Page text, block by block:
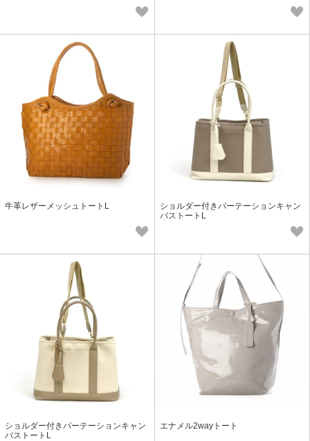
牛革レザーメッシュトートL
ショルダー付きパーテーションキャン
バストートL
ショルダー付きパーテーションキャン
バストートL
エナメル2wayトート